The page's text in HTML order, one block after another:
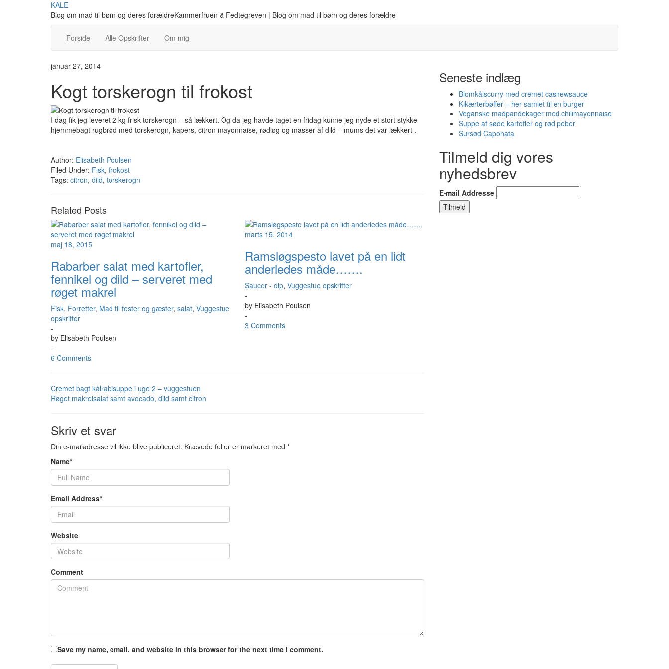
KALE
Blog om mad til børn og deres forældreKammerfruen & Fedtegreven | Blog om mad til børn og deres forældre
Forside Alle Opskrifter Om mig
januar 27, 2014
Kogt torskerogn til frokost
I dag fik jeg leveret 2 kg frisk torskerogn – så lækkert. Og da jeg havde taget en fridag kunne jeg nyde et stort stykke
hjemmebagt rugbrød med torskerogn, kapers, citron mayonnaise, rødløg og masser af dild – mums det var lækkert .
Author: Elisabeth Poulsen
Filed Under: Fisk, frokost
Tags: citron, dild, torskerogn
Related Posts
maj 18, 2015
Rabarber salat med kartofler,
fennikel og dild – serveret med
røget makrel
Fisk, Forretter, Mad til fester og gæster, salat, Vuggestue
opskrifter
-
by Elisabeth Poulsen
-
6 Comments
marts 15, 2014
Ramsløgspesto lavet på en lidt
anderledes måde…….
Saucer - dip, Vuggestue opskrifter
-
by Elisabeth Poulsen
-
3 Comments
Cremet bagt kålrabisuppe i uge 2 – vuggestuen
Røget makrelsalat samt avocado, dild samt citron
Skriv et svar
Din e-mailadresse vil ikke blive publiceret. Krævede felter er markeret med *
Name*
Email Address*
Website
Comment
Save my name, email, and website in this browser for the next time I comment.
Seneste indlæg
Blomkålscurry med cremet cashewsauce
Kikærterbøffer – her samlet til en burger
Veganske madpandekager med chilimayonnaise
Suppe af søde kartofler og rød peber
Sursød Caponata
Tilmeld dig vores
nyhedsbrev
E-mail Addresse